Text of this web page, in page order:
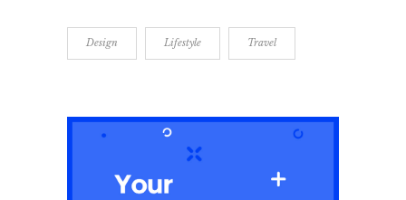
Design Lifestyle Travel